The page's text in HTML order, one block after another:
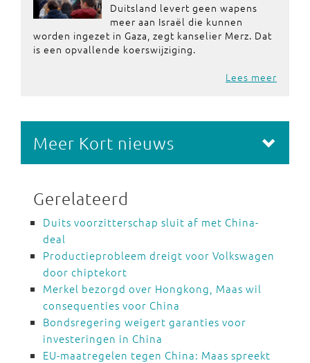
Duitsland levert geen wapens
meer aan Israël die kunnen
worden ingezet in Gaza, zegt kanselier Merz. Dat
is een opvallende koerswijziging.
Lees meer
Meer Kort nieuws
Gerelateerd
Duits voorzitterschap sluit af met China-
deal
Productieprobleem dreigt voor Volkswagen
door chiptekort
Merkel bezorgd over Hongkong, Maas wil
consequenties voor China
Bondsregering weigert garanties voor
investeringen in China
EU-maatregelen tegen China: Maas spreekt